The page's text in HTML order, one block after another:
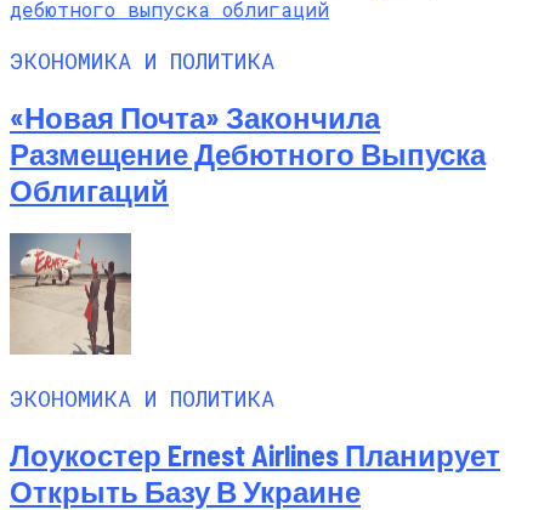
ЭКОНОМИКА И ПОЛИТИКА
«Новая Почта» Закончила
Размещение Дебютного Выпуска
Облигаций
ЭКОНОМИКА И ПОЛИТИКА
Лоукостер Ernest Airlines Планирует
Открыть Базу В Украине